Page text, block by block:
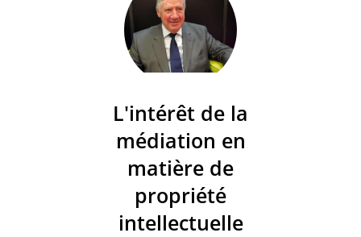
L'intérêt de la
médiation en
matière de
propriété
intellectuelle